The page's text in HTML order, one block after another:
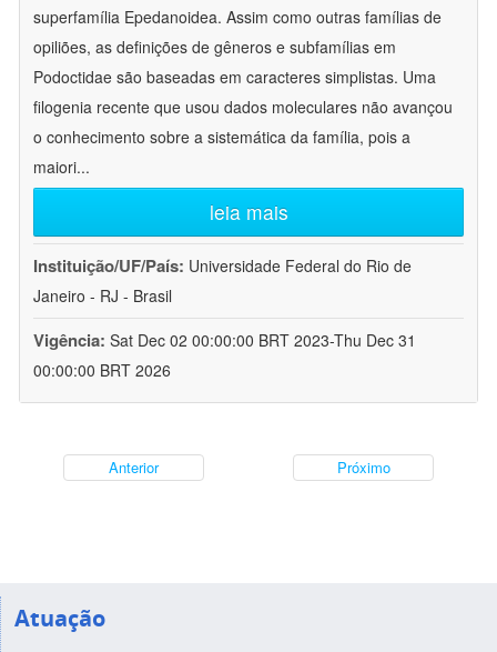
superfamília Epedanoidea. Assim como outras famílias de
opiliões, as definições de gêneros e subfamílias em
Podoctidae são baseadas em caracteres simplistas. Uma
filogenia recente que usou dados moleculares não avançou
o conhecimento sobre a sistemática da família, pois a
maiori...
leia mais
Instituição/UF/País: Universidade Federal do Rio de
Janeiro - RJ - Brasil
Vigência: Sat Dec 02 00:00:00 BRT 2023-Thu Dec 31
00:00:00 BRT 2026
Anterior Próximo
Atuação